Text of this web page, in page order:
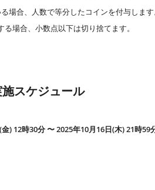
場合、人数で等分したコインを付与しま
場合、小数点以下は切り捨てます。
スケジュール
) 12時30分 〜 2025年10月16日(木) 21時59